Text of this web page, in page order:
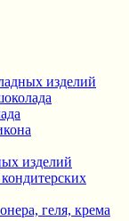
изделий
изделий
геля, крема